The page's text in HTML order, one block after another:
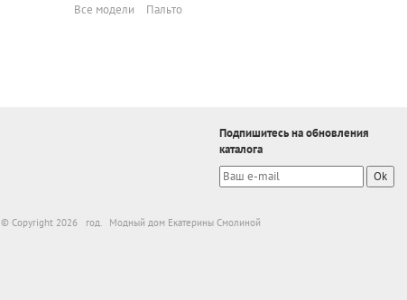
Все модели Пальто
Подпишитесь на обновления
каталога
Ok
© Copyright 2026 год. Модный дом Екатерины Смолиной